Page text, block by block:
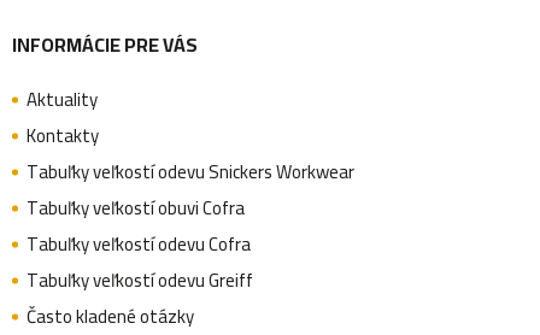
eINFORMÁCIE PRE VÁS
Aktuality
Kontakty
Tabuľky veľkostí odevu Snickers Workwear
Tabuľky veľkostí obuvi Cofra
Tabuľky veľkostí odevu Cofra
Tabuľky veľkostí odevu Greiff
Často kladené otázky